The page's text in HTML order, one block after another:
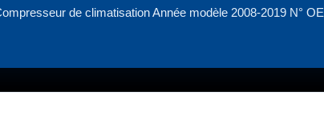
de climatisation Année modèle 2008-2019 N° OE